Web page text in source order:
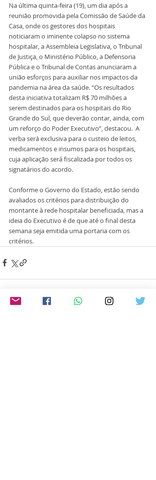
Na última quinta-feira (19), um dia após a
reunião promovida pela Comissão de Saúde da
Casa, onde os gestores dos hospitais
noticiaram o iminente colapso no sistema
hospitalar, a Assembleia Legislativa, o Tribunal
de Justiça, o Ministério Público, a Defensoria
Pública e o Tribunal de Contas anunciaram a
união esforços para auxiliar nos impactos da
pandemia na área da saúde. “Os resultados
desta iniciativa totalizam R$ 70 milhões a
serem destinados para os hospitais do Rio
Grande do Sul, que deverão contar, ainda, com
um reforço do Poder Executivo”, destacou.  A
verba será exclusiva para o custeio de leitos,
medicamentos e insumos para os hospitais,
cuja aplicação será fiscalizada por todos os
signatários do acordo.
Conforme o Governo do Estado, estão sendo
avaliados os critérios para distribuição do
montante à rede hospitalar beneficiada, mas a
ideia do Executivo é de que até o final desta
semana seja emitida uma portaria com os
critérios.